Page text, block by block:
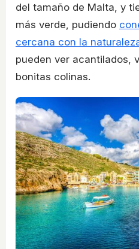
del tamaño de Malta, y
más verde, pudiendo
cercana con la
pueden ver acantilados,
bonitas colinas.